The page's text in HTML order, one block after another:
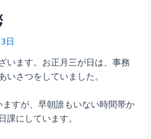
日
います。お正月三が日は、事務
さつをしていました。
すが、早朝誰もいない時間帯か
にしています。